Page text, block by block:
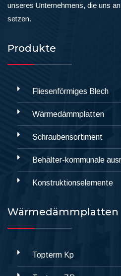
unseres Unternehmens, die uns
setzen.
Produkte
Fliesenförmiges Blech
Wärmedämmplatten
Schraubensortiment
Behälter-kommunale
Konstruktionselemente
Wärmedämmplatten
Topterm Kp